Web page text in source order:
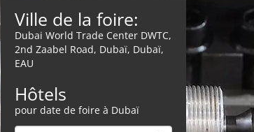
Ville de la foire:
Dubai World Trade Center DWTC,
2nd Zaabel Road, Dubaï, Dubaï,
EAU
Hôtels
pour date de foire à Dubaï